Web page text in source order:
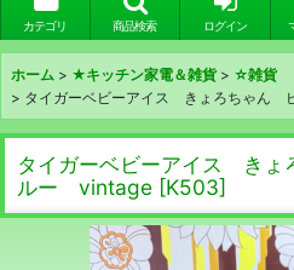
カテゴリ 商品検索 ログイン
ホーム > ★キッチン家電＆雑貨 > ☆雑貨
> タイガーベビーアイス きょろちゃ
タイガーベビーアイス き
ルー vintage [K503]